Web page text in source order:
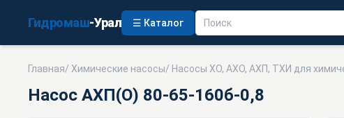
Гидромаш-Урал ☰ Каталог
Главная/ Химические насосы/ Насосы ХО, АХО, АХП, ТХИ для
Насос АХП(О) 80-65-160б-0,8